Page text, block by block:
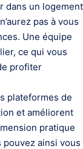
dans un logement
pas à vous
Une équipe
ce qui vous
profiter
plateformes de
et améliorent
pratique
pouvez ainsi vous